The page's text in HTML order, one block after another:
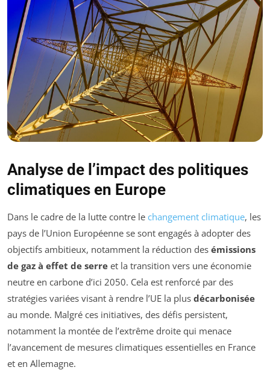
Analyse de l’impact des politiques
climatiques en Europe
Dans le cadre de la lutte contre le changement climatique, les
pays de l’Union Européenne se sont engagés à adopter des
objectifs ambitieux, notamment la réduction des émissions
de gaz à effet de serre et la transition vers une économie
neutre en carbone d’ici 2050. Cela est renforcé par des
stratégies variées visant à rendre l’UE la plus décarbonisée
au monde. Malgré ces initiatives, des défis persistent,
notamment la montée de l’extrême droite qui menace
l’avancement de mesures climatiques essentielles en France
et en Allemagne.